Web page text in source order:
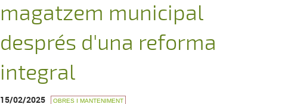
magatzem municipal
després d'una reforma
integral
15/02/2025 OBRES I MANTENIMENT